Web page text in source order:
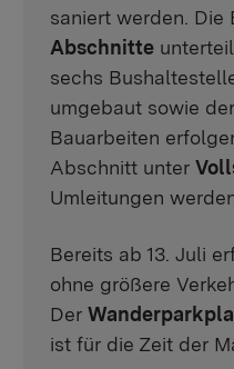
saniert werden. Die
Abschnitte
sechs
umgebaut sowie
Bauarbeiten
Abschnitt unter
Umleitungen
Bereits ab 13. Juli
ohne größere
Der
ist für die Zeit der